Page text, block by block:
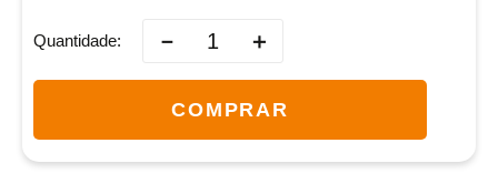
Quantidade ＋
－
COMPRAR